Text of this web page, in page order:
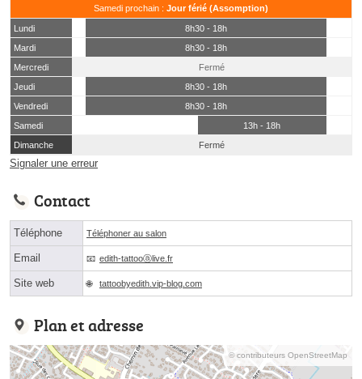
Samedi prochain : Jour férié (Assomption)
Lundi
8h30 - 18h
Mardi
8h30 - 18h
Mercredi
Fermé
Jeudi
8h30 - 18h
Vendredi
8h30 - 18h
Samedi
13h - 18h
Dimanche
Fermé
Signaler une erreur
Contact
Téléphone Téléphoner au salon
Email edith-tattooⓐlive.fr
Site web tattoobyedith.vip-blog.com
Plan et adresse
© contributeurs OpenStreetMap